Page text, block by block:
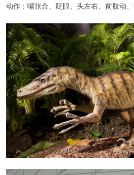
动作：嘴张合、眨眼、头左右、前肢动